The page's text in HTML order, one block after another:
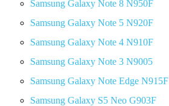
Samsung Galaxy Note 8 N950F
Samsung Galaxy Note 5 N920F
Samsung Galaxy Note 4 N910F
Samsung Galaxy Note 3 N9005
Samsung Galaxy Note Edge N915F
Samsung Galaxy S5 Neo G903F